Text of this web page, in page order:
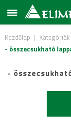
Kezdőlap | Kategóriák
- összecsukható
-